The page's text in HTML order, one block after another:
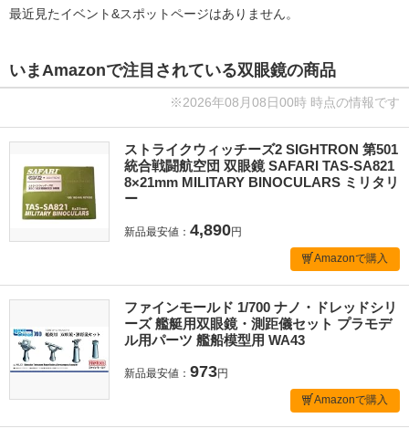
最近見たイベント&スポットページはありません。
いまAmazonで注目されている双眼鏡の商品
※2026年08月08日00時 時点の情報です
ストライクウィッチーズ2 SIGHTRON 第501
統合戦闘航空団 双眼鏡 SAFARI TAS-SA821
8×21mm MILITARY BINOCULARS ミリタリ
ー
新品最安値： 4,890円
Amazonで購入
ファインモールド 1/700 ナノ・ドレッドシリ
ーズ 艦艇用双眼鏡・測距儀セット プラモデ
ル用パーツ 艦船模型用 WA43
新品最安値： 973円
Amazonで購入